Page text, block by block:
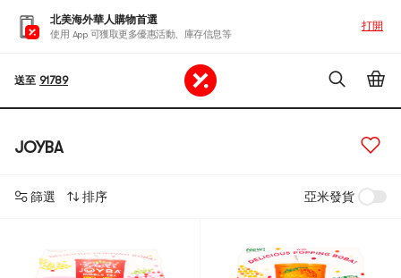
北美海外華人購物首選
使用 App 可獲取更多優惠活動、庫存信息等
打開
送至 91789
JOYBA
篩選 排序 亞米發貨